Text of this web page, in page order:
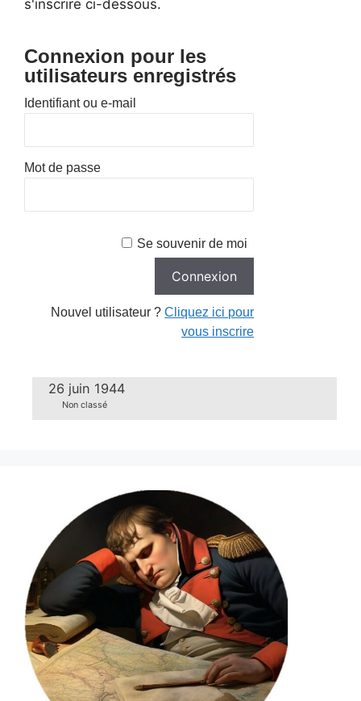
s'inscrire ci-dessous.
Connexion pour les
utilisateurs enregistrés
Identifiant ou e-mail
Mot de passe
Se souvenir de moi
Nouvel utilisateur ?Cliquez ici pour
vous inscrire
26 juin 1944
Non classé